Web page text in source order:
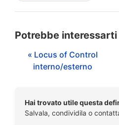
Potrebbe interessarti
« Locus of Control
interno/esterno
Hai trovato utile questa
Salvala, condividila o